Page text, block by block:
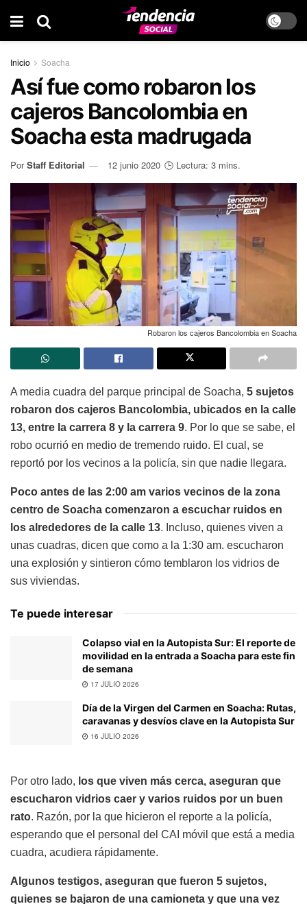
Inicio Soacha
Así fue como robaron los
cajeros Bancolombia en
Soacha esta madrugada
Por Staff Editorial 12 junio 2020 🕒 Lectura: 3 mins.
Robaron los cajeros Bancolombia en Soacha
A media cuadra del parque principal de Soacha, 5 sujetos
robaron dos cajeros Bancolombia, ubicados en la calle
13, entre la carrera 8 y la carrera 9. Por lo que se sabe, el
robo ocurrió en medio de tremendo ruido. El cual, se
reportó por los vecinos a la policía, sin que nadie llegara.
Poco antes de las 2:00 am varios vecinos de la zona
centro de Soacha comenzaron a escuchar ruidos en
los alrededores de la calle 13. Incluso, quienes viven a
unas cuadras, dicen que como a la 1:30 am. escucharon
una explosión y sintieron cómo temblaron los vidrios de
sus viviendas.
Te puede interesar
Colapso vial en la Autopista Sur: El reporte de
movilidad en la entrada a Soacha para este fin
de semana
17 JULIO 2026
Día de la Virgen del Carmen en Soacha: Rutas,
caravanas y desvíos clave en la Autopista Sur
16 JULIO 2026
Por otro lado, los que viven más cerca, aseguran que
escucharon vidrios caer y varios ruidos por un buen
rato. Razón, por la que hicieron el reporte a la policía,
esperando que el personal del CAI móvil que está a media
cuadra, acudiera rápidamente.
Algunos testigos, aseguran que fueron 5 sujetos,
quienes se bajaron de una camioneta y que una vez